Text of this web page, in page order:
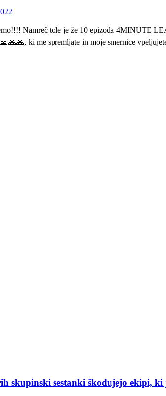
Namreč tole je že 10 epizoda 4MINUTE
ki me spremljate in moje smernice
skupinski sestanki škodujejo ekipi, ki